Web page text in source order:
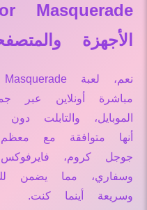
الأجهزة
مباشرة أونلاين عبر
الموبايل، والتابلت
أنها متوافقة مع
جوجل كروم،
وسفاري، مما يضمن
وسريعة أينما كنت.